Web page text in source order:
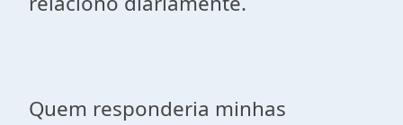
Quem responderia minhas